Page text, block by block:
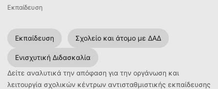
Εκπαίδευση
Εκπαίδευση Σχολείο και άτομο με ΔΑΔ
Ενισχυτική Διδασκαλία
Δείτε αναλυτικά την απόφαση για την οργάνωση και
λειτουργία σχολικών κέντρων αντισταθμιστικής εκπαίδευσης